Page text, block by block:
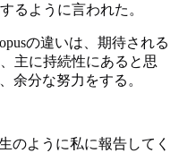
るように言われた。
の違いは、期待される
主に持続性にあると思
余分な努力をする。
のように私に報告してく